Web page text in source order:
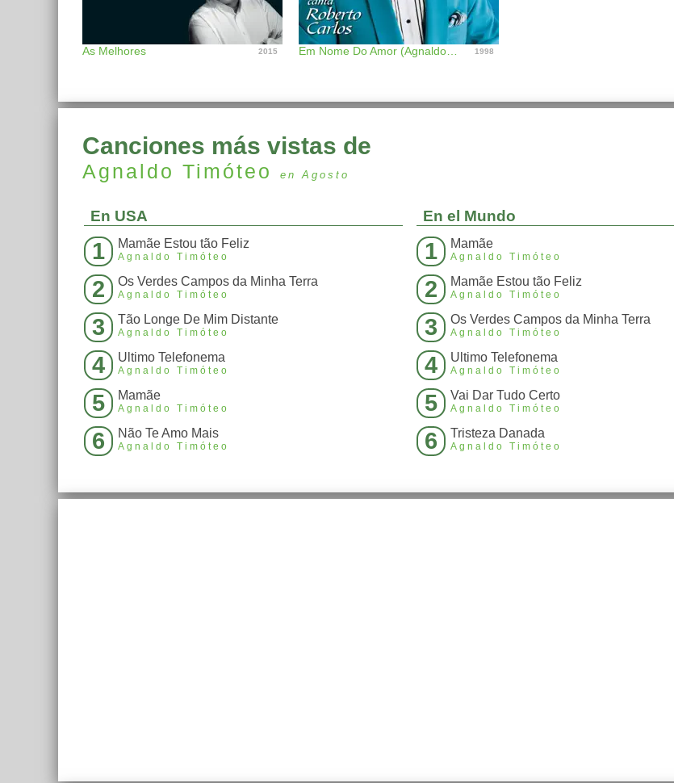
As Melhores 2015 1998
Canciones más vistas de
Agnaldo Timóteo en Agosto
En USA
1 Mamãe Estou tão Feliz
Agnaldo Timóteo
2 Os Verdes Campos da Minha Terra
Agnaldo Timóteo
3 Tão Longe De Mim Distante
Agnaldo Timóteo
4 Ultimo Telefonema
Agnaldo Timóteo
5 Mamãe
Agnaldo Timóteo
6 Não Te Amo Mais
Agnaldo Timóteo
En el Mundo
1 Mamãe
Agnaldo Timóteo
2 Mamãe Estou tão Feliz
Agnaldo Timóteo
3 Os Verdes Campos da Minha Terra
Agnaldo Timóteo
4 Ultimo Telefonema
Agnaldo Timóteo
5 Vai Dar Tudo Certo
Agnaldo Timóteo
6 Tristeza Danada
Agnaldo Timóteo